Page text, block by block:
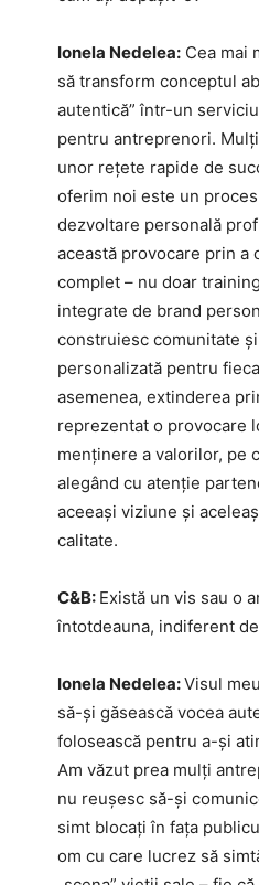
Ionela Nedelea: Cea mai
să transform conceptul
autentică” într-un
pentru antreprenori.
unor rețete rapide de
oferim noi este un
dezvoltare personală
această provocare prin a
complet – nu doar
integrate de brand
construiesc comunitate
personalizată pentru
asemenea, extinderea
reprezentat o provocare
menținere a valorilor, pe
alegând cu atenție
aceeași viziune și
calitate.
C&B: Există un vis sau o
întotdeauna, indiferent
Ionela Nedelea:Visul
să-și găsească vocea
folosească pentru a-și
Am văzut prea mulți
nu reușesc să-și
simt blocați în fața
om cu care lucrez să